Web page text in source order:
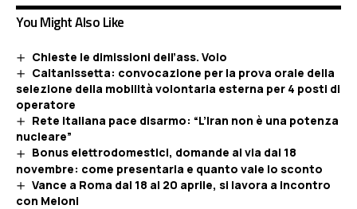
You Might Also Like
Chieste le dimissioni dell’ass. Volo
Caltanissetta: convocazione per la prova orale della
selezione della mobilità volontaria esterna per 4 posti di
operatore
Rete italiana pace disarmo: “L’Iran non è una potenza
nucleare”
Bonus elettrodomestici, domande al via dal 18
novembre: come presentarla e quanto vale lo sconto
Vance a Roma dal 18 al 20 aprile, si lavora a incontro
con Meloni